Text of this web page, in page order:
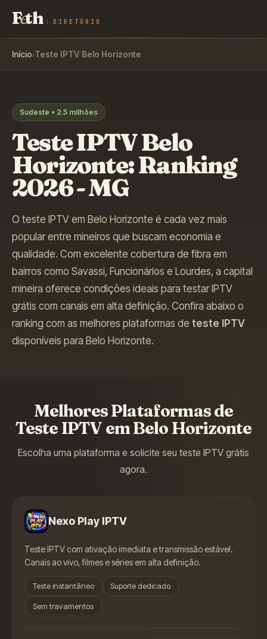
Feth DIRETÓRIO
Início›Teste IPTV Belo Horizonte
Sudeste • 2.5 milhões
Teste IPTVBelo
Horizonte: Ranking
2026 -MG
O teste IPTV em Belo Horizonte é cada vez mais
popular entre mineiros que buscam economia e
qualidade. Com excelente cobertura de fibra em
bairros como Savassi, Funcionários e Lourdes, a capital
mineira oferece condições ideais para testar IPTV
grátis com canais em alta definição. Confira abaixo o
ranking com as melhores plataformas de teste IPTV
disponíveis para Belo Horizonte.
Melhores Plataformas de
Teste IPTV emBelo Horizonte
Escolha uma plataforma e solicite seu teste IPTV grátis
agora.
Nexo Play IPTV
Teste IPTV com ativação imediata e transmissão estável.
Canais ao vivo, filmes e séries em alta definição.
Teste instantâneo Suporte dedicado
Sem travamentos